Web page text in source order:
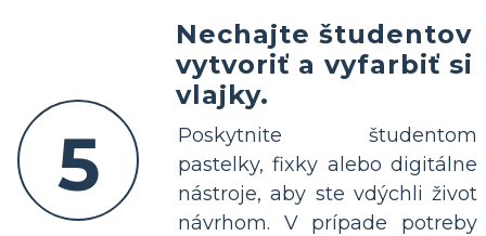
5
Nechajte študentov
vytvoriť a vyfarbiť si
vlajky.
Poskytnite študentom
pastelky, fixky alebo digitálne
nástroje, aby ste vdýchli život
návrhom. V prípade potreby